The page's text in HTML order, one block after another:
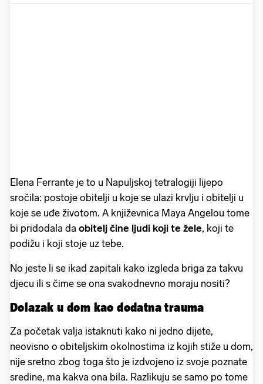
Elena Ferrante je to u Napuljskoj tetralogiji lijepo
sročila: postoje obitelji u koje se ulazi krvlju i obitelji u
koje se uđe životom. A književnica Maya Angelou tome
bi pridodala da obitelj čine ljudi koji te žele, koji te
podižu i koji stoje uz tebe.
No jeste li se ikad zapitali kako izgleda briga za takvu
djecu ili s čime se ona svakodnevno moraju nositi?
Dolazak u dom kao dodatna trauma
Za početak valja istaknuti kako ni jedno dijete,
neovisno o obiteljskim okolnostima iz kojih stiže u dom,
nije sretno zbog toga što je izdvojeno iz svoje poznate
sredine, ma kakva ona bila. Razlikuju se samo po tome